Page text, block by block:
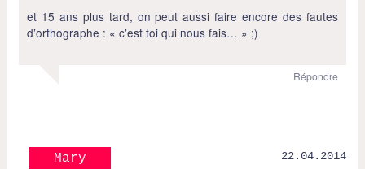
et 15 ans plus tard, on peut aussi faire encore des fautes
d’orthographe : « c’est toi qui nous fais… » ;)
Répondre
Mary 22.04.2014